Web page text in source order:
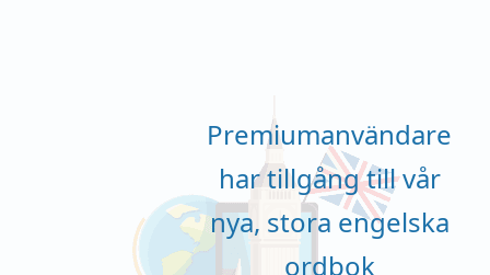
Premiumanvändare
har tillgång till vår
nya, stora engelska
ordbok